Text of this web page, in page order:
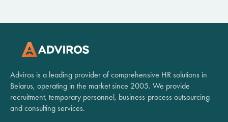
Adviros is a leading provider of comprehensive HR solutions in
Belarus, operating in the market since 2005. We provide
recruitment, temporary personnel, business-process outsourcing
and consulting services.